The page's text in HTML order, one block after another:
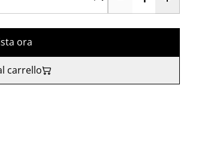
ora
carrello